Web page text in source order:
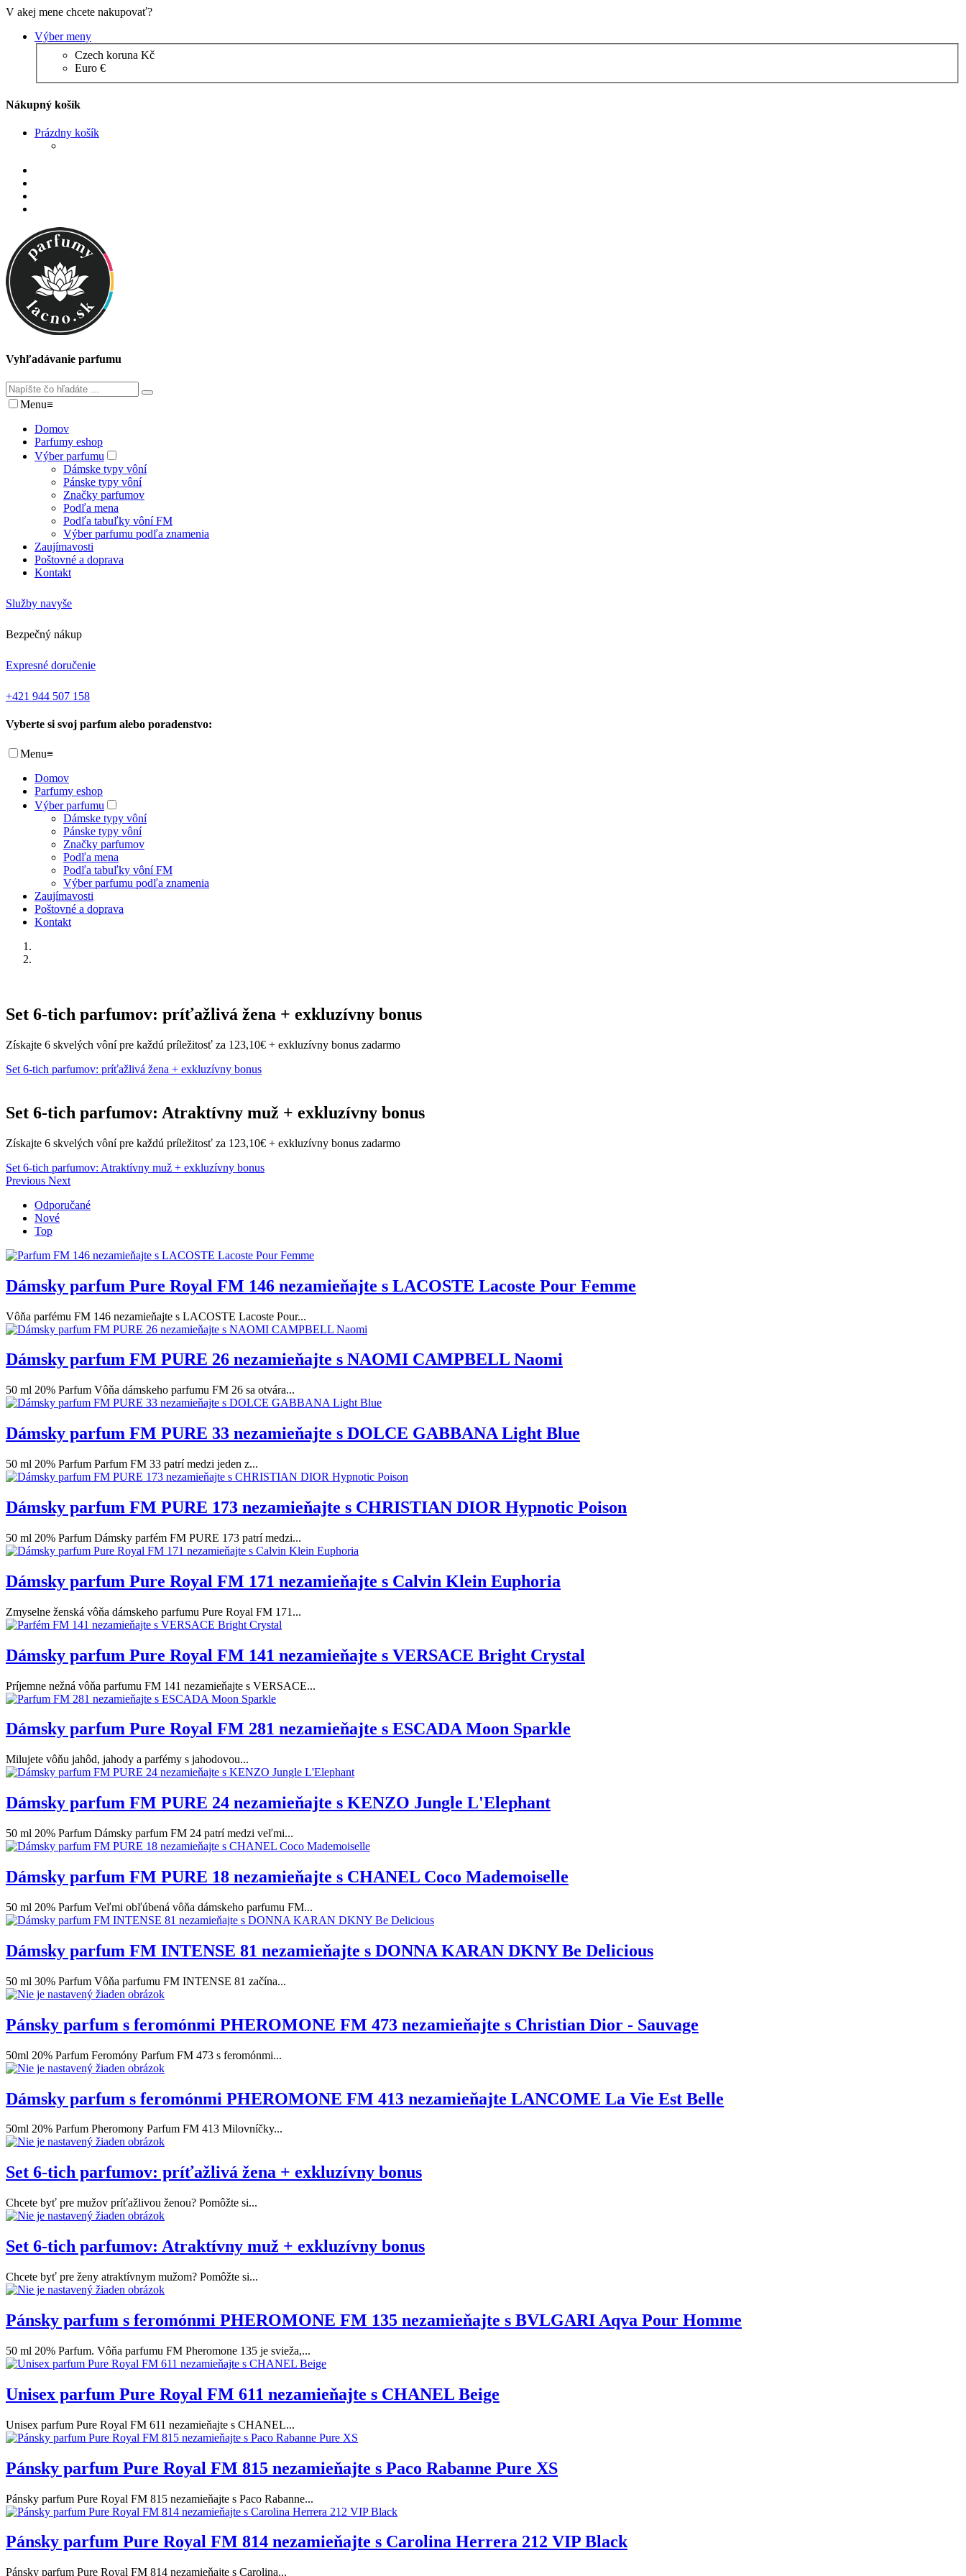
V akej mene chcete nakupovať?
Výber meny
Czech koruna Kč
Euro €
Nákupný košík
Prázdny košík
Vyhľadávanie parfumu
Menu≡
Domov
Parfumy eshop
Výber parfumu
Dámske typy vôní
Pánske typy vôní
Značky parfumov
Podľa mena
Podľa tabuľky vôní FM
Výber parfumu podľa znamenia
Zaujímavosti
Poštovné a doprava
Kontakt
Služby navyše
Bezpečný nákup
Expresné doručenie
+421 944 507 158
Vyberte si svoj parfum alebo poradenstvo:
Menu≡
Domov
Parfumy eshop
Výber parfumu
Dámske typy vôní
Pánske typy vôní
Značky parfumov
Podľa mena
Podľa tabuľky vôní FM
Výber parfumu podľa znamenia
Zaujímavosti
Poštovné a doprava
Kontakt
Set 6-tich parfumov: príťažlivá žena + exkluzívny bonus
Získajte 6 skvelých vôní pre každú príležitosť za 123,10€ + exkluzívny bonus zadarmo
Set 6-tich parfumov: príťažlivá žena + exkluzívny bonus
Set 6-tich parfumov: Atraktívny muž + exkluzívny bonus
Získajte 6 skvelých vôní pre každú príležitosť za 123,10€ + exkluzívny bonus zadarmo
Set 6-tich parfumov: Atraktívny muž + exkluzívny bonus
Previous Next
Odporučané
Nové
Top
Dámsky parfum Pure Royal FM 146 nezamieňajte s LACOSTE Lacoste Pour Femme
Vôňa parfému FM 146 nezamieňajte s LACOSTE Lacoste Pour...
Dámsky parfum FM PURE 26 nezamieňajte s NAOMI CAMPBELL Naomi
50 ml 20% Parfum Vôňa dámskeho parfumu FM 26 sa otvára...
Dámsky parfum FM PURE 33 nezamieňajte s DOLCE GABBANA Light Blue
50 ml 20% Parfum Parfum FM 33 patrí medzi jeden z...
Dámsky parfum FM PURE 173 nezamieňajte s CHRISTIAN DIOR Hypnotic Poison
50 ml 20% Parfum Dámsky parfém FM PURE 173 patrí medzi...
Dámsky parfum Pure Royal FM 171 nezamieňajte s Calvin Klein Euphoria
Zmyselne ženská vôňa dámskeho parfumu Pure Royal FM 171...
Dámsky parfum Pure Royal FM 141 nezamieňajte s VERSACE Bright Crystal
Príjemne nežná vôňa parfumu FM 141 nezamieňajte s VERSACE...
Dámsky parfum Pure Royal FM 281 nezamieňajte s ESCADA Moon Sparkle
Milujete vôňu jahôd, jahody a parfémy s jahodovou...
Dámsky parfum FM PURE 24 nezamieňajte s KENZO Jungle L'Elephant
50 ml 20% Parfum Dámsky parfum FM 24 patrí medzi veľmi...
Dámsky parfum FM PURE 18 nezamieňajte s CHANEL Coco Mademoiselle
50 ml 20% Parfum Veľmi obľúbená vôňa dámskeho parfumu FM...
Dámsky parfum FM INTENSE 81 nezamieňajte s DONNA KARAN DKNY Be Delicious
50 ml 30% Parfum Vôňa parfumu FM INTENSE 81 začína...
Pánsky parfum s feromónmi PHEROMONE FM 473 nezamieňajte s Christian Dior - Sauvage
50ml 20% Parfum Feromóny Parfum FM 473 s feromónmi...
Dámsky parfum s feromónmi PHEROMONE FM 413 nezamieňajte LANCOME La Vie Est Belle
50ml 20% Parfum Pheromony Parfum FM 413 Milovníčky...
Set 6-tich parfumov: príťažlivá žena + exkluzívny bonus
Chcete byť pre mužov príťažlivou ženou? Pomôžte si...
Set 6-tich parfumov: Atraktívny muž + exkluzívny bonus
Chcete byť pre ženy atraktívnym mužom? Pomôžte si...
Pánsky parfum s feromónmi PHEROMONE FM 135 nezamieňajte s BVLGARI Aqva Pour Homme
50 ml 20% Parfum. Vôňa parfumu FM Pheromone 135 je svieža,...
Unisex parfum Pure Royal FM 611 nezamieňajte s CHANEL Beige
Unisex parfum Pure Royal FM 611 nezamieňajte s CHANEL...
Pánsky parfum Pure Royal FM 815 nezamieňajte s Paco Rabanne Pure XS
Pánsky parfum Pure Royal FM 815 nezamieňajte s Paco Rabanne...
Pánsky parfum Pure Royal FM 814 nezamieňajte s Carolina Herrera 212 VIP Black
Pánsky parfum Pure Royal FM 814 nezamieňajte s Carolina...